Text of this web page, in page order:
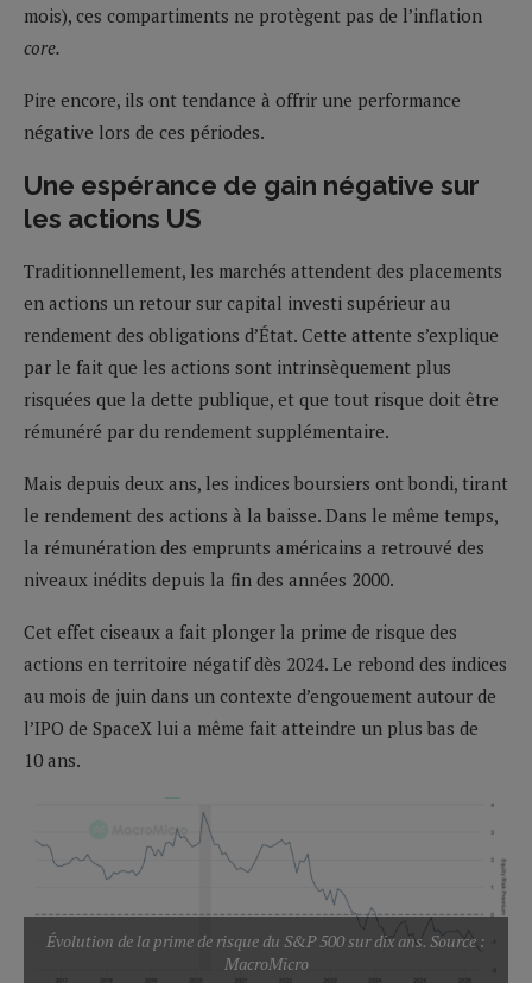
mois), ces compartiments ne protègent pas de l’inflation
core.
Pire encore, ils ont tendance à offrir une performance
négative lors de ces périodes.
Une espérance de gain négative sur
les actions US
Traditionnellement, les marchés attendent des placements
en actions un retour sur capital investi supérieur au
rendement des obligations d’État. Cette attente s’explique
par le fait que les actions sont intrinsèquement plus
risquées que la dette publique, et que tout risque doit être
rémunéré par du rendement supplémentaire.
Mais depuis deux ans, les indices boursiers ont bondi, tirant
le rendement des actions à la baisse. Dans le même temps,
la rémunération des emprunts américains a retrouvé des
niveaux inédits depuis la fin des années 2000.
Cet effet ciseaux a fait plonger la prime de risque des
actions en territoire négatif dès 2024. Le rebond des indices
au mois de juin dans un contexte d’engouement autour de
l’IPO de SpaceX lui a même fait atteindre un plus bas de
10 ans.
Évolution de la prime de risque du S&P 500 sur dix ans. Source :
MacroMicro